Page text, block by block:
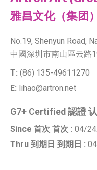
雅昌文化（集团
No.19, Shenyun Road,
中國深圳市南山區云路
T: (86) 135-49611270
E: lihao@artron.net
G7+ Certified 認證
Since 首次 首次 : 04/
Thru 到期日 到期日 :